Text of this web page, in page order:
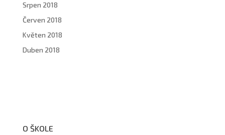
Srpen 2018
Červen 2018
Květen 2018
Duben 2018
O ŠKOLE